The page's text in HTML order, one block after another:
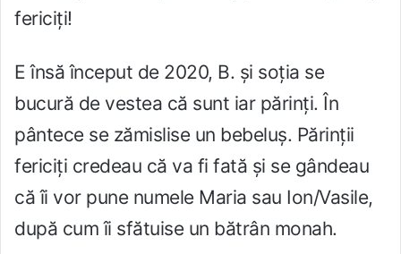
fericiți!
E însă început de 2020, B. și soția se
bucură de vestea că sunt iar părinți. În
pântece se zămislise un bebeluș. Părinții
fericiți credeau că va fi fată și se gândeau
că îi vor pune numele Maria sau Ion/Vasile,
după cum îi sfătuise un bătrân monah.